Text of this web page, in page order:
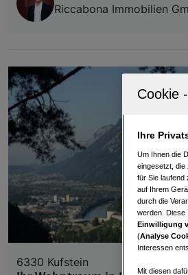
Riccabona Immobilien
6330 Kufstein
Ihre
Um Ihnen die
eingesetzt, die
für Sie laufend
auf Ihrem
durch die
werden. Diese
Einwilligung
(Analyse
Interessen
Mit diesen